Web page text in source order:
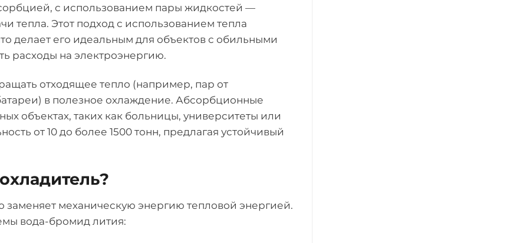
с использованием пары жидкостей —
тепла. Этот подход с использованием тепла
делает его идеальным для объектов с обильными
расходы на электроэнергию.
отходящее тепло (например, пар от
в полезное охлаждение. Абсорбционные
объектах, таких как больницы, университеты или
от 10 до более 1500 тонн, предлагая устойчивый
механическую энергию тепловой энергией.
вода-бромид лития: